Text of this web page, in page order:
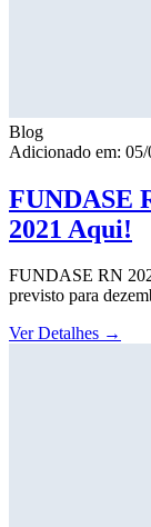
Blog
Adicionado em:
FUNDASE
2021 Aqui!
FUNDASE RN
previsto para
Ver Detalhes →